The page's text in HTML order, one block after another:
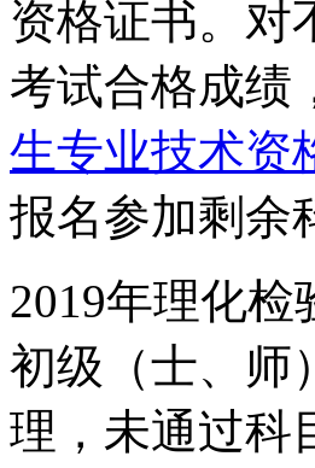
资格证书。对
考试合格成绩
生专业技术资
报名参加剩余
2019年理化
初级（士、师
理，未通过科